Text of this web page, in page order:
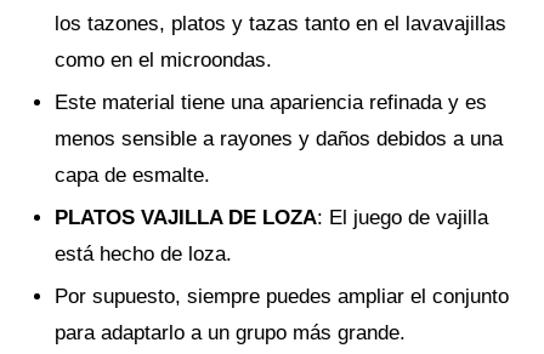
los tazones, platos y tazas tanto en el lavavajillas
como en el microondas.
Este material tiene una apariencia refinada y es
menos sensible a rayones y daños debidos a una
capa de esmalte.
PLATOS VAJILLA DE LOZA: El juego de vajilla
está hecho de loza.
Por supuesto, siempre puedes ampliar el conjunto
para adaptarlo a un grupo más grande.